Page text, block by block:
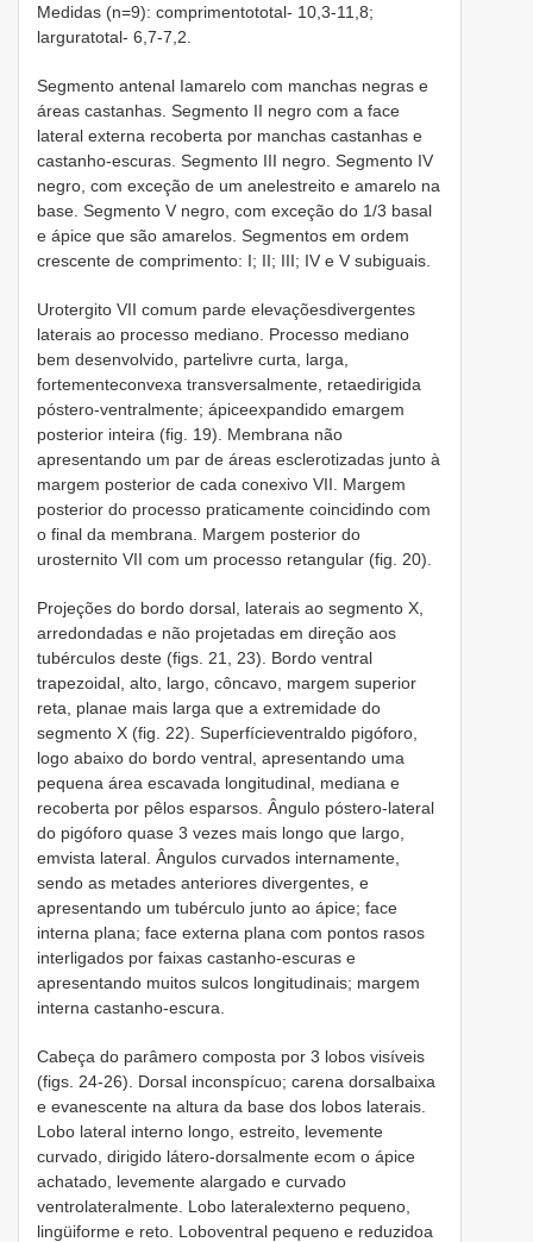
Medidas (n=9): comprimentototal- 10,3-11,8;
larguratotal- 6,7-7,2.
Segmento antenal Iamarelo com manchas negras e
áreas castanhas. Segmento II negro com a face
lateral externa recoberta por manchas castanhas e
castanho-escuras. Segmento III negro. Segmento IV
negro, com exceção de um anelestreito e amarelo na
base. Segmento V negro, com exceção do 1/3 basal
e ápice que são amarelos. Segmentos em ordem
crescente de comprimento: I; II; III; IV e V subiguais.
Urotergito VII comum parde elevaçõesdivergentes
laterais ao processo mediano. Processo mediano
bem desenvolvido, partelivre curta, larga,
fortementeconvexa transversalmente, retaedirigida
póstero-ventralmente; ápiceexpandido emargem
posterior inteira (fig. 19). Membrana não
apresentando um par de áreas esclerotizadas junto à
margem posterior de cada conexivo VII. Margem
posterior do processo praticamente coincidindo com
o final da membrana. Margem posterior do
urosternito VII com um processo retangular (fig. 20).
Projeções do bordo dorsal, laterais ao segmento X,
arredondadas e não projetadas em direção aos
tubérculos deste (figs. 21, 23). Bordo ventral
trapezoidal, alto, largo, côncavo, margem superior
reta, planae mais larga que a extremidade do
segmento X (fig. 22). Superfícieventraldo pigóforo,
logo abaixo do bordo ventral, apresentando uma
pequena área escavada longitudinal, mediana e
recoberta por pêlos esparsos. Ângulo póstero-lateral
do pigóforo quase 3 vezes mais longo que largo,
emvista lateral. Ângulos curvados internamente,
sendo as metades anteriores divergentes, e
apresentando um tubérculo junto ao ápice; face
interna plana; face externa plana com pontos rasos
interligados por faixas castanho-escuras e
apresentando muitos sulcos longitudinais; margem
interna castanho-escura.
Cabeça do parâmero composta por 3 lobos visíveis
(figs. 24-26). Dorsal inconspícuo; carena dorsalbaixa
e evanescente na altura da base dos lobos laterais.
Lobo lateral interno longo, estreito, levemente
curvado, dirigido látero-dorsalmente ecom o ápice
achatado, levemente alargado e curvado
ventrolateralmente. Lobo lateralexterno pequeno,
lingüiforme e reto. Loboventral pequeno e reduzidoa